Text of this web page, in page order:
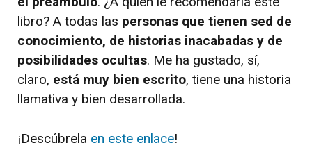
libro? A todas las personas que tienen sed de
conocimiento, de historias inacabadas y de
posibilidades ocultas. Me ha gustado, sí,
claro, está muy bien escrito, tiene una historia
llamativa y bien desarrollada.
¡Descúbrela en este enlace!